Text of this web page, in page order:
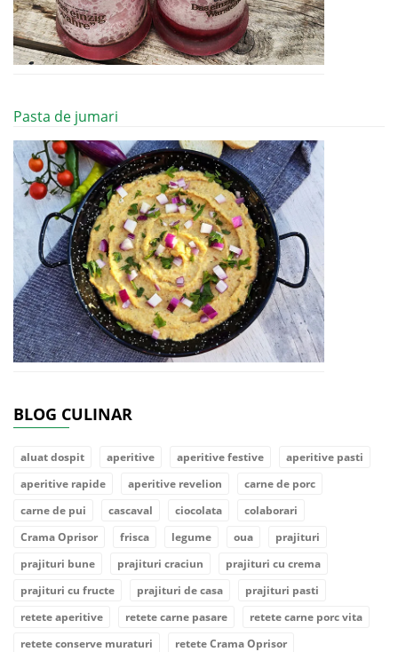
Pasta de jumari
BLOG CULINAR
aluat dospit aperitive aperitive festive
aperitive pasti
aperitive rapide
aperitive revelion
carne de porc
carne de pui
cascaval ciocolata
colaborari
Crama Oprisor
frisca legume oua
prajituri
prajituri bune
prajituri craciun
prajituri cu crema
prajituri cu fructe
prajituri de casa
prajituri pasti
retete aperitive
retete carne pasare
retete carne porc vita
retete conserve muraturi
retete Crama Oprisor